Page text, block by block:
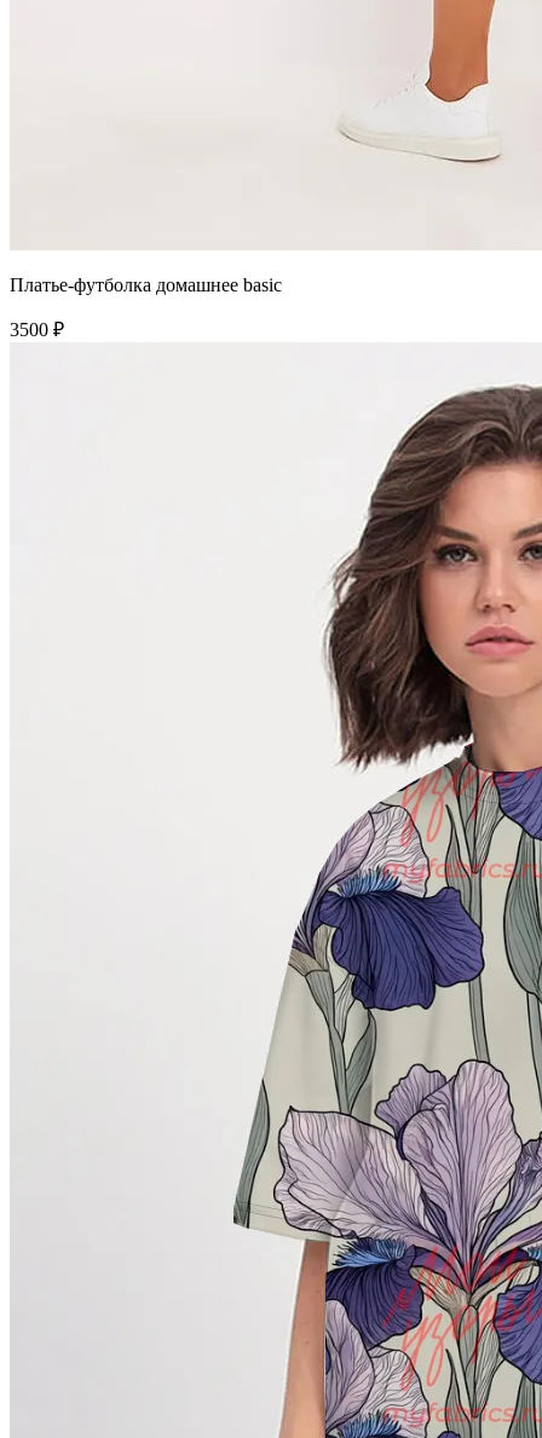
Платье-футболка домашнее basic
3500 ₽